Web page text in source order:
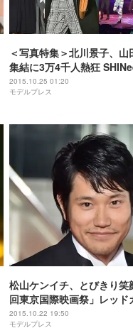
＜写真特集＞北川景子、山
集結に3万4千人熱狂
のステージに歓声止まらず
「GirlsAward 2015 A／W」
2015.10.25 01:20
モデルプレス
松山ケンイチ、とびきり笑
回東京国際映画祭」レッド
に登場
2015.10.22 19:50
モデルプレス